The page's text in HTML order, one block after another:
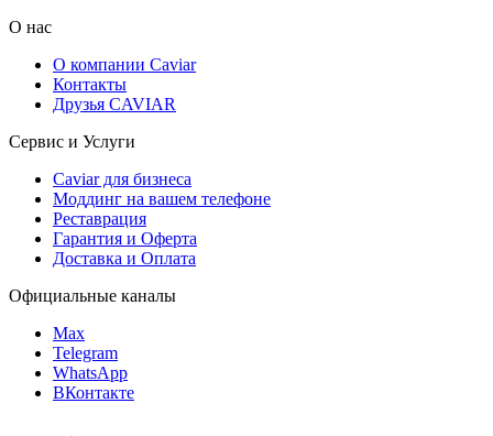
О нас
О компании Caviar
Контакты
Друзья CAVIAR
Сервис и Услуги
Caviar для бизнеса
Моддинг на вашем телефоне
Реставрация
Гарантия и Оферта
Доставка и Оплата
Официальные каналы
Max
Telegram
WhatsApp
ВКонтакте